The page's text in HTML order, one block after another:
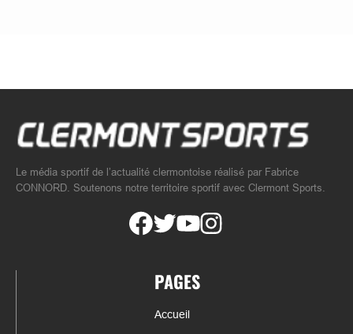
Le média sportif de l’actualité clermontoise réalisé par Fabrice
CONNORD. Soutenons notre territoire sportif avec Clermont Sports.
PAGES
Accueil